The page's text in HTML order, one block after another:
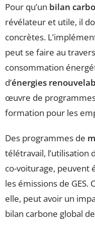
Pour qu’un bilan
révélateur et utile, il
concrètes.
peut se faire au
consommation
d’énergies
œuvre de
formation pour les
Des programmes de
télétravail, l’utilisation
co-voiturage, peuvent
les émissions de GES.
elle, peut avoir un
bilan carbone global